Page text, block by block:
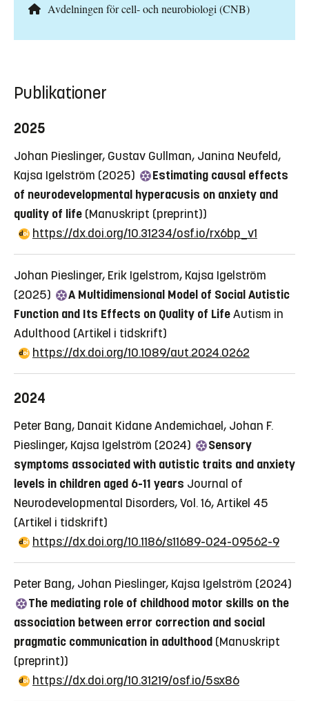
Avdelningen för cell- och neurobiologi (CNB)
Publikationer
2025
Johan Pieslinger, Gustav Gullman, Janina Neufeld,
Kajsa Igelström (2025)
Estimating causal effects
of neurodevelopmental hyperacusis on anxiety and
quality of life (Manuskript (preprint))
https://dx.doi.org/10.31234/osf.io/rx6bp_v1
Johan Pieslinger, Erik Igelstrom, Kajsa Igelström
(2025)
A Multidimensional Model of Social Autistic
Function and Its Effects on Quality of LifeAutism in
Adulthood (Artikel i tidskrift)
https://dx.doi.org/10.1089/aut.2024.0262
2024
Peter Bang, Danait Kidane Andemichael, Johan F.
Pieslinger, Kajsa Igelström (2024)
Sensory
symptoms associated with autistic traits and anxiety
levels in children aged 6-11 years Journal of
Neurodevelopmental Disorders, Vol. 16, Artikel 45
(Artikel i tidskrift)
https://dx.doi.org/10.1186/s11689-024-09562-9
Peter Bang, Johan Pieslinger, Kajsa Igelström (2024)
The mediating role of childhood motor skills on the
association between error correction and social
pragmatic communication in adulthood (Manuskript
(preprint))
https://dx.doi.org/10.31219/osf.io/5sx86